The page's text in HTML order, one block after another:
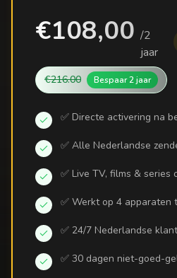
€108,00 /2
jaar
€216.00 Bespaar2 jaar
✅ Directe activering na
✅ Alle Nederlandse
✅ Live TV, films & series
✅ Werkt op 4 apparaten
✅ 24/7 Nederlandse
✅ 30 dagen niet-goed-